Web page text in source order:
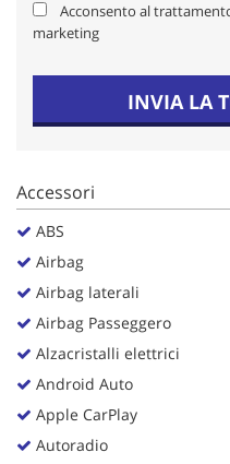
Acconsento al
marketing
INVIA LA
Accessori
ABS
Airbag
Airbag laterali
Airbag Passeggero
Alzacristalli elettrici
Android Auto
Apple CarPlay
Autoradio